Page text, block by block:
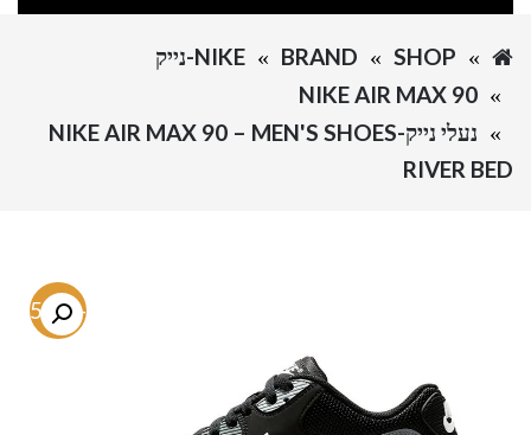
SHOP
BRAND
NIKE-נייק
NIKE AIR MAX 90
נעלי נייק-NIKE AIR MAX 90 – MEN'S SHOES
RIVER BED
-45.6%